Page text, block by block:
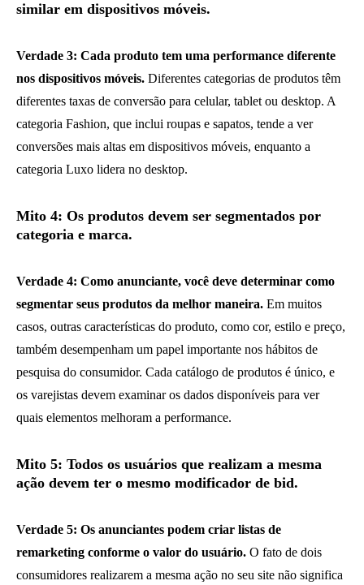
similar em dispositivos móveis.
Verdade 3: Cada produto tem uma performance diferente
nos dispositivos móveis. Diferentes categorias de produtos têm
diferentes taxas de conversão para celular, tablet ou desktop. A
categoria Fashion, que inclui roupas e sapatos, tende a ver
conversões mais altas em dispositivos móveis, enquanto a
categoria Luxo lidera no desktop.
Mito 4: Os produtos devem ser segmentados por
categoria e marca.
Verdade 4: Como anunciante, você deve determinar como
segmentar seus produtos da melhor maneira. Em muitos
casos, outras características do produto, como cor, estilo e preço,
também desempenham um papel importante nos hábitos de
pesquisa do consumidor. Cada catálogo de produtos é único, e
os varejistas devem examinar os dados disponíveis para ver
quais elementos melhoram a performance.
Mito 5: Todos os usuários que realizam a mesma
ação devem ter o mesmo modificador de bid.
Verdade 5: Os anunciantes podem criar listas de
remarketing conforme o valor do usuário. O fato de dois
consumidores realizarem a mesma ação no seu site não significa